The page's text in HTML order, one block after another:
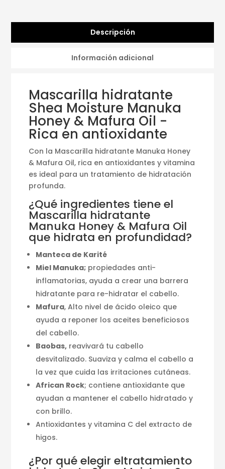
Descripción
Información adicional
Mascarilla hidratante
Shea Moisture Manuka
Honey & Mafura Oil -
Rica en antioxidante
Con la Mascarilla hidratante Manuka Honey
& Mafura Oil, rica en antioxidantes y vitamina
es ideal para un tratamiento de hidratación
profunda.
¿Qué ingredientes tiene el
Mascarilla hidratante
Manuka Honey & Mafura Oil
que hidrata en profundidad?
Manteca de Karité
Miel Manuka; propiedades anti-
inflamatorias, ayuda a crear una barrera
hidratante para re-hidratar el cabello.
Mafura, Alto nivel de ácido oleico que
ayuda a reponer los aceites beneficiosos
del cabello.
Baobas, reavivará tu cabello
desvitalizado. Suaviza y calma el cabello a
la vez que cuida las irritaciones cutáneas.
African Rock; contiene antioxidante que
ayudan a mantener el cabello hidratado y
con brillo.
Antioxidantes y vitamina C del extracto de
higos.
¿Por qué elegir eltratamiento